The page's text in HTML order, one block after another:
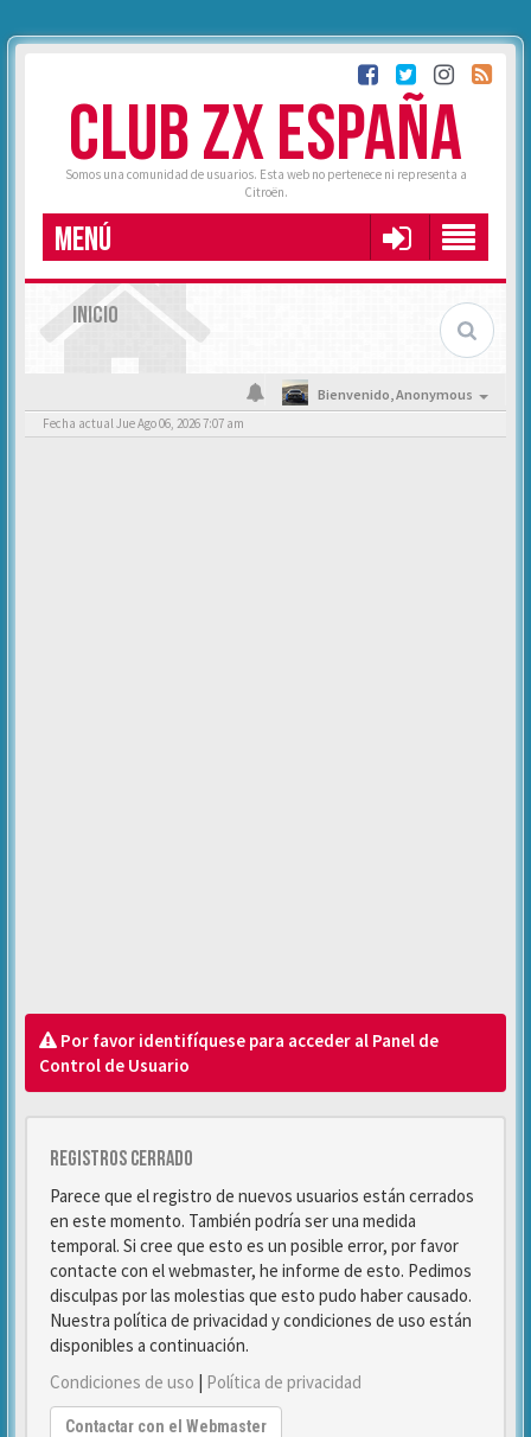
CLUB ZX ESPAÑA
Somos una comunidad de usuarios. Esta web no pertenece ni representa a
Citroën.
MENÚ
INICIO
Bienvenido,Anonymous
Fecha actual Jue Ago 06, 2026 7:07 am
Por favor identifíquese para acceder al Panel de
Control de Usuario
Registros cerrado
Parece que el registro de nuevos usuarios están cerrados
en este momento. También podría ser una medida
temporal. Si cree que esto es un posible error, por favor
contacte con el webmaster, he informe de esto. Pedimos
disculpas por las molestias que esto pudo haber causado.
Nuestra política de privacidad y condiciones de uso están
disponibles a continuación.
Condiciones de uso | Política de privacidad
Contactar con el Webmaster